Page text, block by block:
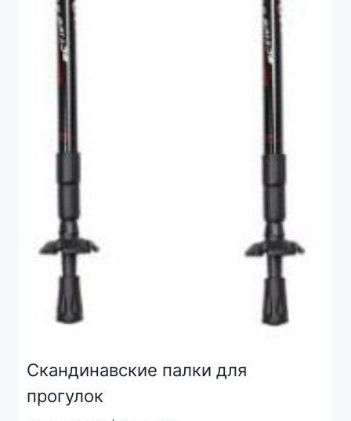
Скандинавские палки для
прогулок